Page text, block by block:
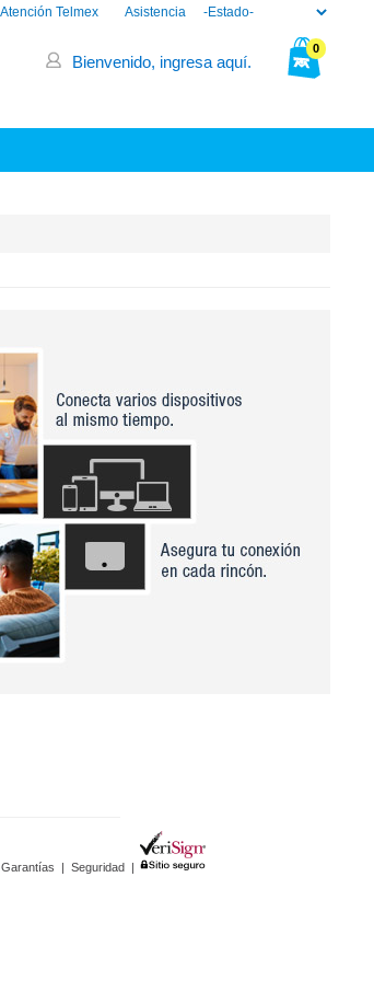
Asistencia
Telmex
0
Bienvenido, ingresa aquí.
Garantías | Seguridad |